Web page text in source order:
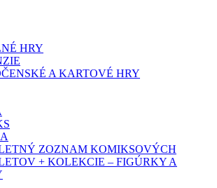
HRY
A KARTOVÉ HRY
ZOZNAM KOMIKSOVÝCH
+ KOLEKCIE – FIGÚRKY A